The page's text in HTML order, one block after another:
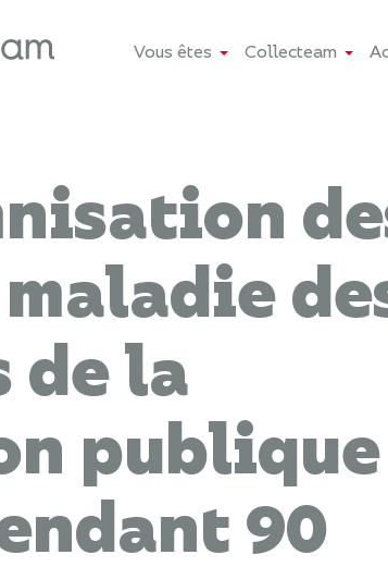
Vous êtes Collecteam
de la
publique
90